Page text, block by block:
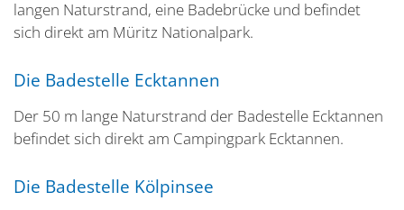
langen Naturstrand, eine Badebrücke und befindet
sich direkt am Müritz Nationalpark.
Die Badestelle Ecktannen
Der 50 m lange Naturstrand der Badestelle Ecktannen
befindet sich direkt am Campingpark Ecktannen.
Die Badestelle Kölpinsee